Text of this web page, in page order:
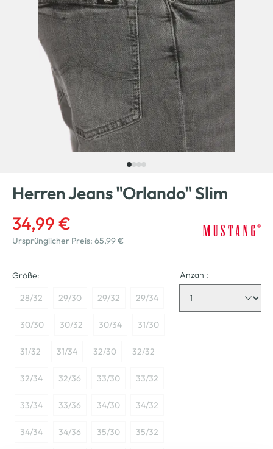
Herren Jeans "Orlando" Slim
34,99 €
Ursprünglicher Preis: 65,99 €
Größe:
28/32 29/30 29/32 29/34
30/30 30/32 30/34 31/30
31/32 31/34 32/30 32/32
32/34 32/36 33/30 33/32
33/34 33/36 34/30 34/32
34/34 34/36 35/30 35/32
Anzahl: